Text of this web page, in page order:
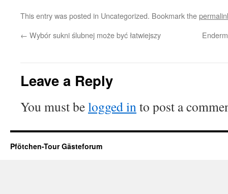
This entry was posted in Uncategorized. Bookmark the
← Wybór sukni ślubnej może być łatwiejszy
Leave a Reply
You must belogged into post a
Pfötchen-Tour Gästeforum